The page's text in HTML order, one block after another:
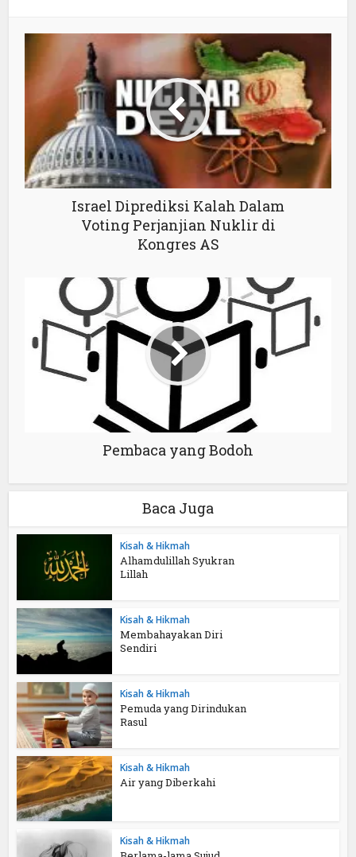
Israel Diprediksi Kalah Dalam
Voting Perjanjian Nuklir di
Kongres AS
Pembaca yang Bodoh
Baca Juga
Kisah & Hikmah
Alhamdulillah Syukran
Lillah
Kisah & Hikmah
Membahayakan Diri
Sendiri
Kisah & Hikmah
Pemuda yang Dirindukan
Rasul
Kisah & Hikmah
Air yang Diberkahi
Kisah & Hikmah